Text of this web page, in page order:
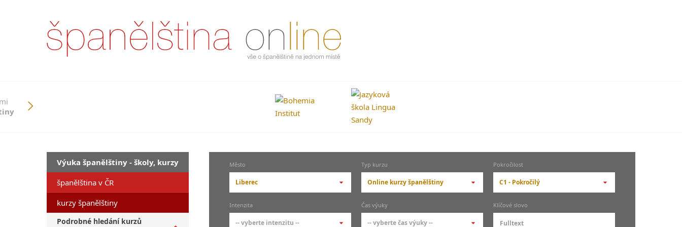
Výuka španělštiny - školy, kurzy
španělština v ČR
kurzy španělštiny
Podrobné hledání kurzů
Město
Liberec
-- vyberte město --
pražské městské části
Typ kurzu
Online kurzy španělštiny
-- vyberte typ --
základní členění kurzů
Pokročilost
C1 - Pokročilý
-- vyberte pokročilost --
Intenzita
-- vyberte intenzitu --
Čas výuky
-- vyberte čas výuky --
Klíčové slovo